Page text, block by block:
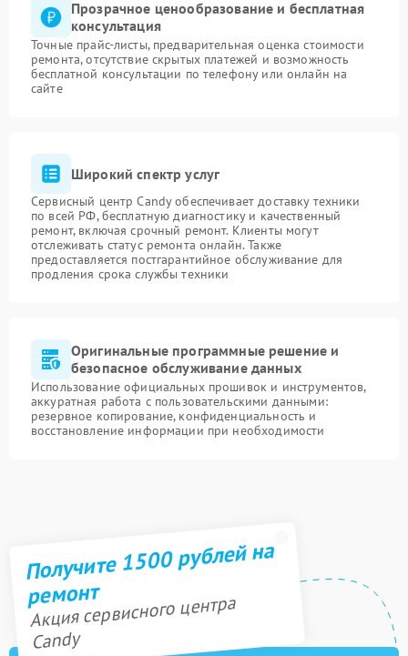
Прозрачное ценообразование и бесплатная
консультация
Точные прайс-листы, предварительная оценка стоимости
ремонта, отсутствие скрытых платежей и возможность
бесплатной консультации по телефону или онлайн на
сайте
Широкий спектр услуг
Сервисный центр Candy обеспечивает доставку техники
по всей РФ, бесплатную диагностику и качественный
ремонт, включая срочный ремонт. Клиенты могут
отслеживать статус ремонта онлайн. Также
предоставляется постгарантийное обслуживание для
продления срока службы техники
Оригинальные программные решение и
безопасное обслуживание данных
Использование официальных прошивок и инструментов,
аккуратная работа с пользовательскими данными:
резервное копирование, конфиденциальность и
восстановление информации при необходимости
Получите 1500 рублей на
ремонт
Акция сервисного центра
Candy